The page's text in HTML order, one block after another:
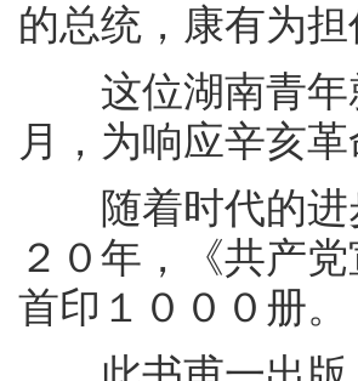
的总统，康有为
这位湖南青年
月，为响应辛亥
随着时代的进
２０年，《共产
首印１０００册。